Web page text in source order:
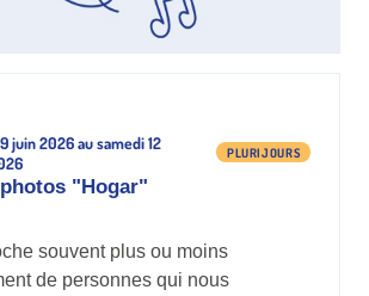
juin 2026 au samedi 12
PLURIJOURS
"Hogar"
souvent plus ou moins
de personnes qui nous